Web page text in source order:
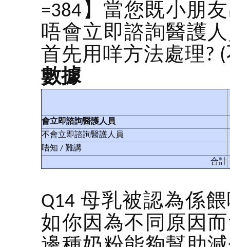
=384】當您既小朋
唔會立即諮詢醫護
首先用咩方法處理?
數據
會立即諮詢醫護人員
不會立即諮詢醫護人員
唔知 / 難講
合計
Q14 母乳被認為係
如你因為不同原因